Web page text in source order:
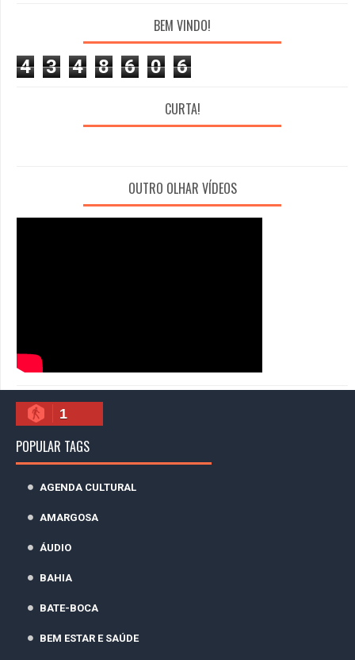
BEM VINDO!
4 3 4 8 6 0 6
CURTA!
OUTRO OLHAR VÍDEOS
1
POPULAR TAGS
AGENDA CULTURAL
AMARGOSA
ÁUDIO
BAHIA
BATE-BOCA
BEM ESTAR E SAÚDE